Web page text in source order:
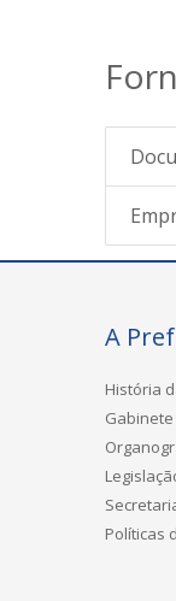
A
História
Políticas